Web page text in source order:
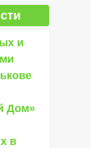
и
Дом»
в